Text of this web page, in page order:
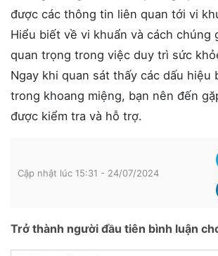
được các thông tin liên quan tới vi
Hiểu biết về vi khuẩn và cách chúng
quan trọng trong việc duy trì sức
Ngay khi quan sát thấy các dấu hiệu
trong khoang miệng, bạn nên đến
được kiểm tra và hỗ trợ.
Cập nhật lúc 15:31 - 24/07/2024
Trở thành người đầu tiên bình luận